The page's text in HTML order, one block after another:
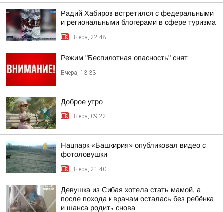
Радий Хабиров встретился с федеральными
и региональными блогерами в сфере туризма
Вчера, 22:48
Режим "Беспилотная опасность" снят
Вчера, 13:33
Доброе утро
Вчера, 09:22
Нацпарк «Башкирия» опубликовал видео с
фотоловушки
Вчера, 21:40
Девушка из Сибая хотела стать мамой, а
после похода к врачам осталась без ребёнка
и шанса родить снова